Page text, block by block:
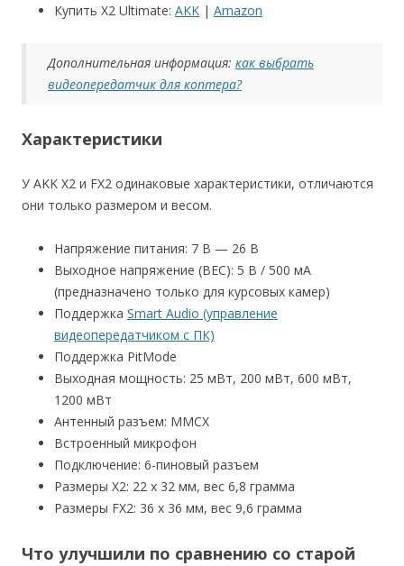
Купить X2 Ultimate: AKK | Amazon
Дополнительная информация: как выбрать
видеопередатчик для коптера?
Характеристики
У AKK X2 и FX2 одинаковые характеристики, отличаются
они только размером и весом.
Напряжение питания: 7 В — 26 В
Выходное напряжение (BEC): 5 В / 500 мА
(предназначено только для курсовых камер)
Поддержка Smart Audio (управление
видеопередатчиком с ПК)
Поддержка PitMode
Выходная мощность: 25 мВт, 200 мВт, 600 мВт,
1200 мВт
Антенный разъем: MMCX
Встроенный микрофон
Подключение: 6-пиновый разъем
Размеры X2: 22 х 32 мм, вес 6,8 грамма
Размеры FX2: 36 х 36 мм, вес 9,6 грамма
Что улучшили по сравнению со старой